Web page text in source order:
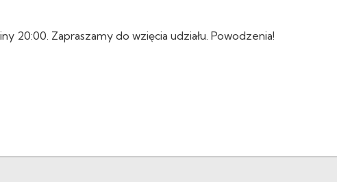
20:00. Zapraszamy do wzięcia udziału. Powodzenia!